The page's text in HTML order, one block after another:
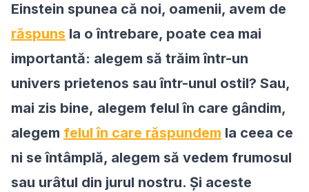
Einstein spunea că noi, oamenii, avem de
răspuns la o întrebare, poate cea mai
importantă: alegem să trăim într-un
univers prietenos sau într-unul ostil? Sau,
mai zis bine, alegem felul în care gândim,
alegem felul în care răspundem la ceea ce
ni se întâmplă, alegem să vedem frumosul
sau urâtul din jurul nostru. Și aceste